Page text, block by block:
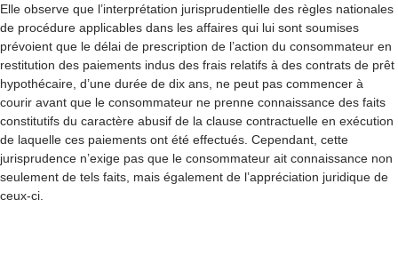
Elle observe que l’interprétation jurisprudentielle des règles nationales
de procédure applicables dans les affaires qui lui sont soumises
prévoient que le délai de prescription de l’action du consommateur en
restitution des paiements indus des frais relatifs à des contrats de prêt
hypothécaire, d’une durée de dix ans, ne peut pas commencer à
courir avant que le consommateur ne prenne connaissance des faits
constitutifs du caractère abusif de la clause contractuelle en exécution
de laquelle ces paiements ont été effectués. Cependant, cette
jurisprudence n’exige pas que le consommateur ait connaissance non
seulement de tels faits, mais également de l’appréciation juridique de
ceux-ci.